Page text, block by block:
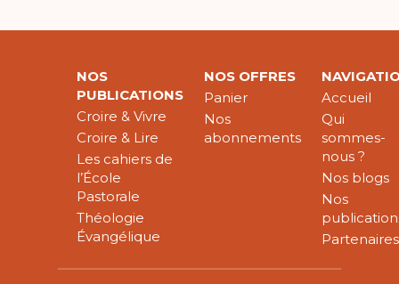
NOS
PUBLICATIONS
Croire & Vivre
Croire & Lire
Les cahiers de
l’École
Pastorale
Théologie
Évangélique
NOS OFFRES
Panier
Nos
abonnements
Accueil
Qui
sommes-
nous ?
Nos blogs
Nos
Partenaires